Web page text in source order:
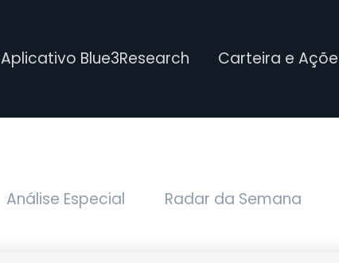
Aplicativo Blue3Research Carteira e
Análise Especial Radar da Semana